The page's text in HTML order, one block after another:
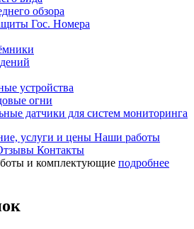
обзора
Гос. Номера
устройства
огни
датчики для систем мониторинга
услуги и цены Наши работы
Контакты
и комплектующие подробнее